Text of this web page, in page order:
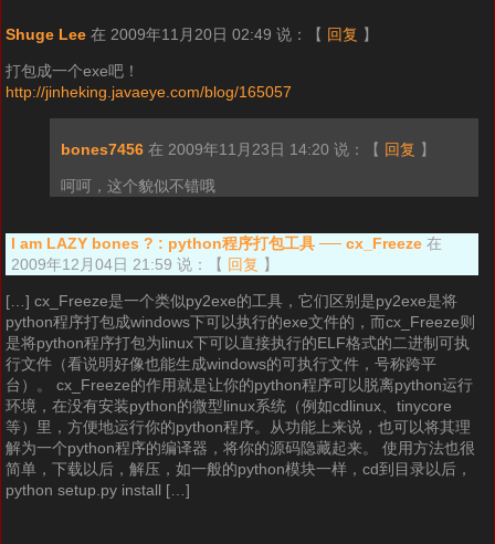
Shuge Lee 在 2009年11月20日 02:49 说： 【 回复 】
打包成一个exe吧！
http://jinheking.javaeye.com/blog/165057
bones7456 在 2009年11月23日 14:20 说： 【 回复 】
呵呵，这个貌似不错哦
I am LAZY bones ? : python程序打包工具 ── cx_Freeze 在
2009年12月04日 21:59 说：
【 回复 】
[…] cx_Freeze是一个类似py2exe的工具，它们区别是py2exe是将
python程序打包成windows下可以执行的exe文件的，而cx_Freeze则
是将python程序打包为linux下可以直接执行的ELF格式的二进制可执
行文件（看说明好像也能生成windows的可执行文件，号称跨平
台）。 cx_Freeze的作用就是让你的python程序可以脱离python运行
环境，在没有安装python的微型linux系统（例如cdlinux、tinycore
等）里，方便地运行你的python程序。从功能上来说，也可以将其理
解为一个python程序的编译器，将你的源码隐藏起来。 使用方法也很
简单，下载以后，解压，如一般的python模块一样，cd到目录以后，
python setup.py install […]